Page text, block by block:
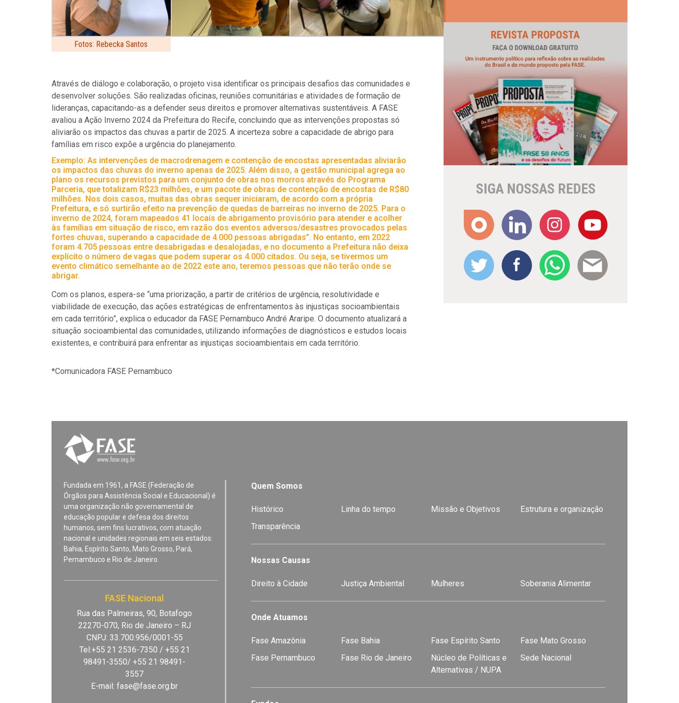
Fotos: Rebecka Santos
Através de diálogo e colaboração, o projeto visa identificar os principais desafios das comunidades e
desenvolver soluções. São realizadas oficinas, reuniões comunitárias e atividades de formação de
lideranças, capacitando-as a defender seus direitos e promover alternativas sustentáveis. A FASE
avaliou a Ação Inverno 2024 da Prefeitura do Recife, concluindo que as intervenções propostas só
aliviarão os impactos das chuvas a partir de 2025. A incerteza sobre a capacidade de abrigo para
famílias em risco expõe a urgência do planejamento.
Exemplo: As intervenções de macrodrenagem e contenção de encostas apresentadas aliviarão
os impactos das chuvas do inverno apenas de 2025. Além disso, a gestão municipal agrega ao
plano os recursos previstos para um conjunto de obras nos morros através do Programa
Parceria, que totalizam R$23 milhões, e um pacote de obras de contenção de encostas de R$80
milhões. Nos dois casos, muitas das obras sequer iniciaram, de acordo com a própria
Prefeitura, e só surtirão efeito na prevenção de quedas de barreiras no inverno de 2025. Para o
inverno de 2024, foram mapeados 41 locais de abrigamento provisório para atender e acolher
às famílias em situação de risco, em razão dos eventos adversos/desastres provocados pelas
fortes chuvas, superando a capacidade de 4.000 pessoas abrigadas”. No entanto, em 2022
foram 4.705 pessoas entre desabrigadas e desalojadas, e no documento a Prefeitura não deixa
explícito o número de vagas que podem superar os 4.000 citados. Ou seja, se tivermos um
evento climático semelhante ao de 2022 este ano, teremos pessoas que não terão onde se
abrigar.
Com os planos, espera-se “uma priorização, a partir de critérios de urgência, resolutividade e
viabilidade de execução, das ações estratégicas de enfrentamentos às injustiças socioambientais
em cada território”, explica o educador da FASE Pernambuco André Araripe. O documento atualizará a
situação socioambiental das comunidades, utilizando informações de diagnósticos e estudos locais
existentes, e contribuirá para enfrentar as injustiças socioambientais em cada território.
*Comunicadora FASE Pernambuco
SIGA NOSSAS REDES
Fundada em 1961, a FASE (Federação de
Órgãos para Assistência Social e Educacional) é
uma organização não governamental de
educação popular e defesa dos direitos
humanos, sem fins lucrativos, com atuação
nacional e unidades regionais em seis estados:
Bahia, Espírito Santo, Mato Grosso, Pará,
Pernambuco e Rio de Janeiro.
FASE Nacional
Rua das Palmeiras, 90, Botafogo
22270-070, Rio de Janeiro – RJ
CNPJ: 33.700.956/0001-55
Tel:+55 21 2536-7350 / +55 21
98491-3550/ +55 21 98491-
3557
E-mail:fase@fase.org.br
Quem Somos
Histórico Linha do tempo Missão e Objetivos
Estrutura e organização
Transparência
Nossas Causas
Direito à Cidade Justiça Ambiental Mulheres Soberania Alimentar
Onde Atuamos
Fase Amazônia Fase Bahia Fase Espírito Santo
Fase Mato Grosso
Fase Pernambuco
Fase Rio de Janeiro
Núcleo de Políticas e
Alternativas / NUPA
Sede Nacional